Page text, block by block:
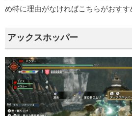
め特に理由がなければこちらがおすす
アックスホッパー